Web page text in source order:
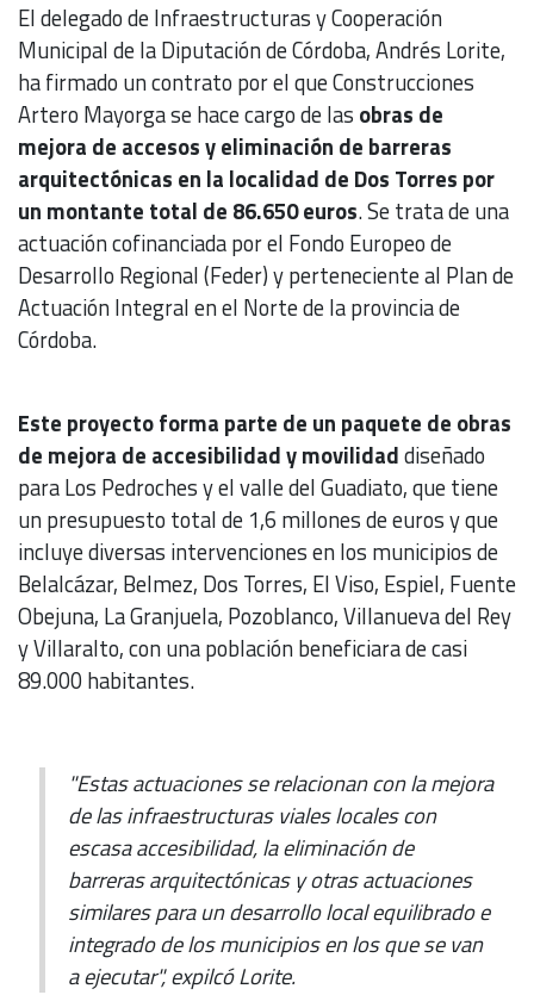
El delegado de Infraestructuras y Cooperación
Municipal de la Diputación de Córdoba, Andrés Lorite,
ha firmado un contrato por el que Construcciones
Artero Mayorga se hace cargo de las obras de
mejora de accesos y eliminación de barreras
arquitectónicas en la localidad de Dos Torres por
un montante total de 86.650 euros. Se trata de una
actuación cofinanciada por el Fondo Europeo de
Desarrollo Regional (Feder) y perteneciente al Plan de
Actuación Integral en el Norte de la provincia de
Córdoba.
Este proyecto forma parte de un paquete de obras
de mejora de accesibilidad y movilidaddiseñado
para Los Pedroches y el valle del Guadiato, que tiene
un presupuesto total de 1,6 millones de euros y que
incluye diversas intervenciones en los municipios de
Belalcázar, Belmez, Dos Torres, El Viso, Espiel, Fuente
Obejuna, La Granjuela, Pozoblanco, Villanueva del Rey
y Villaralto, con una población beneficiara de casi
89.000 habitantes.
"Estas actuaciones se relacionan con la mejora
de las infraestructuras viales locales con
escasa accesibilidad, la eliminación de
barreras arquitectónicas y otras actuaciones
similares para un desarrollo local equilibrado e
integrado de los municipios en los que se van
a ejecutar", expilcó Lorite.